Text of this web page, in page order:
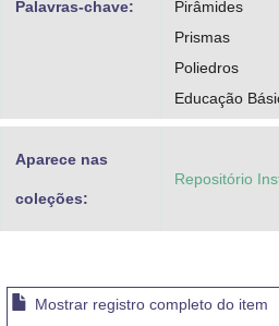
Palavras-chave:
Pirâmides
Prismas
Poliedros
Educação
Aparece nas
coleções:
Repositório
Mostrar registro completo do item